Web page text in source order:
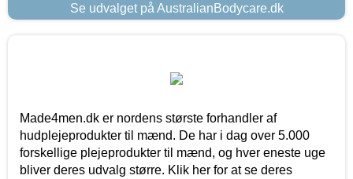
Se udvalget på AustralianBodycare.dk
Made4men.dk er nordens største forhandler af
hudplejeprodukter til mænd. De har i dag over 5.000
forskellige plejeprodukter til mænd, og hver eneste uge
bliver deres udvalg større. Klik her for at se deres